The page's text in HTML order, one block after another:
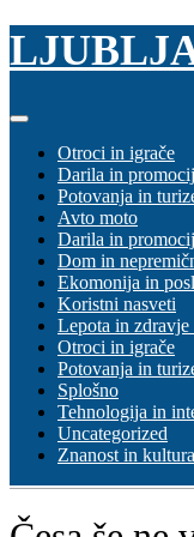
Skip
content
Otroci in igrače
Darila in
Potovanja in
Avto moto
Darila in
Dom in
Ekomonija in
Koristni nasveti
Lepota in zdravje
Otroci in igrače
Potovanja in
Splošno
Tehnologija in
Uncategorized
Znanost in kultura